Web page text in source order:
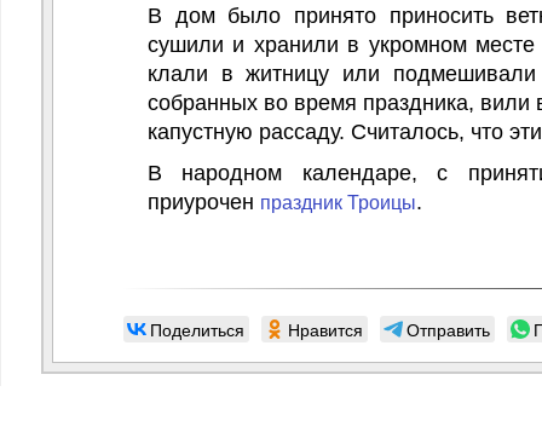
В дом было принято приносить
сушили и хранили в укромном
клали в житницу или
собранных во время праздника, вили
капустную рассаду. Считалось, что
В народном календаре, с
приурочен праздник Троицы.
Поделиться Нравится Отправить